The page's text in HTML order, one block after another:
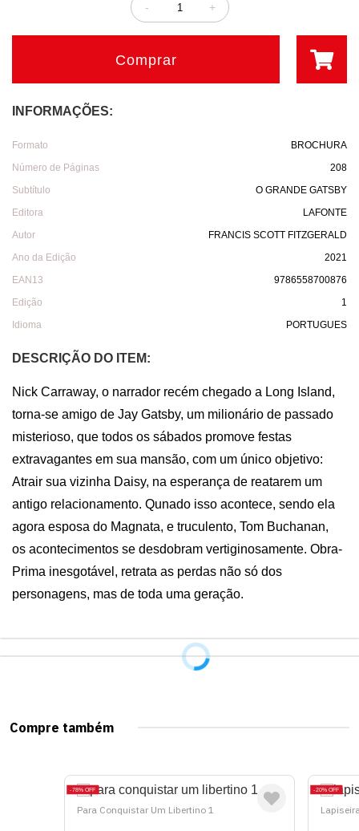
+
-
Comprar
INFORMAÇÕES:
Formato
BROCHURA
Número de Páginas
208
Subtítulo
O GRANDE GATSBY
Editora
LAFONTE
Autor
FRANCIS SCOTT FITZGERALD
Ano da Edição
2021
EAN13
9786558700876
Edição
1
Idioma
PORTUGUES
DESCRIÇÃO DO ITEM:
Nick Carraway, o narrador recém chegado a Long Island,
torna-se amigo de Jay Gatsby, um milionário de passado
misterioso, que todos os sábados promove festas
extravagantes em sua mansão, com um único objetivo:
Atrair sua vizinha Daisy, na esperança de reatarem um
antigo relacionamento. Qunado isso acontece, sendo ela
agora esposa do Magnata, e truculento, Tom Buchanan,
os acontecimentos se desdobram vertiginosamente. Obra-
Prima inesgotável, retrata as perdas não só dos
personagens, mas de toda uma geração.
Compre também
78% OFF
Para Conquistar Um Libertino 1
20% OFF